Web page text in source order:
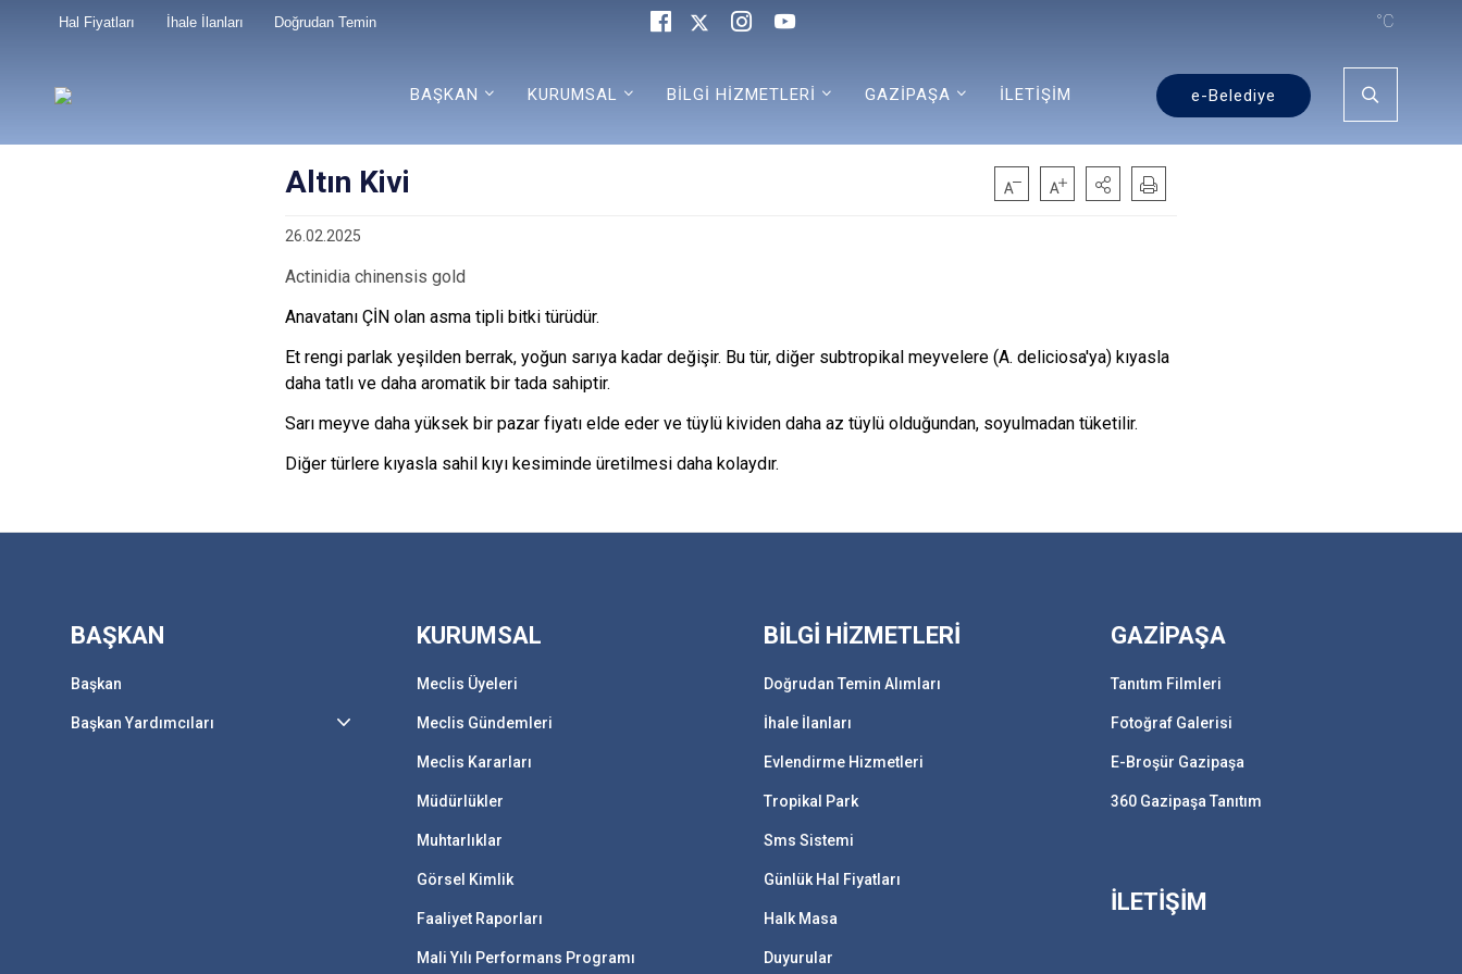
Hal Fiyatları İhale İlanları Doğrudan Temin °C
BAŞKAN KURUMSAL BİLGİ HİZMETLERİ GAZİPAŞA İLETİŞİM e-Belediye
Altın Kivi
26.02.2025
Actinidia chinensis gold
Anavatanı ÇİN olan asma tipli bitki türüdür.
Et rengi parlak yeşilden berrak, yoğun sarıya kadar değişir. Bu tür, diğer subtropikal meyvelere (A. deliciosa'ya) kıyasla
daha tatlı ve daha aromatik bir tada sahiptir.
Sarı meyve daha yüksek bir pazar fiyatı elde eder ve tüylü kividen daha az tüylü olduğundan, soyulmadan tüketilir.
Diğer türlere kıyasla sahil kıyı kesiminde üretilmesi daha kolaydır.
BAŞKAN
Başkan
Başkan Yardımcıları
KURUMSAL
Meclis Üyeleri
Meclis Gündemleri
Meclis Kararları
Müdürlükler
Muhtarlıklar
Görsel Kimlik
Faaliyet Raporları
Mali Yılı Performans Programı
BİLGİ HİZMETLERİ
Doğrudan Temin Alımları
İhale İlanları
Evlendirme Hizmetleri
Tropikal Park
Sms Sistemi
Günlük Hal Fiyatları
Halk Masa
Duyurular
GAZİPAŞA
Tanıtım Filmleri
Fotoğraf Galerisi
E-Broşür Gazipaşa
360 Gazipaşa Tanıtım
İLETİŞİM